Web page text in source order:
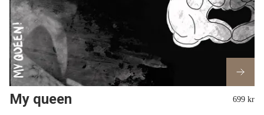
My queen 699 kr